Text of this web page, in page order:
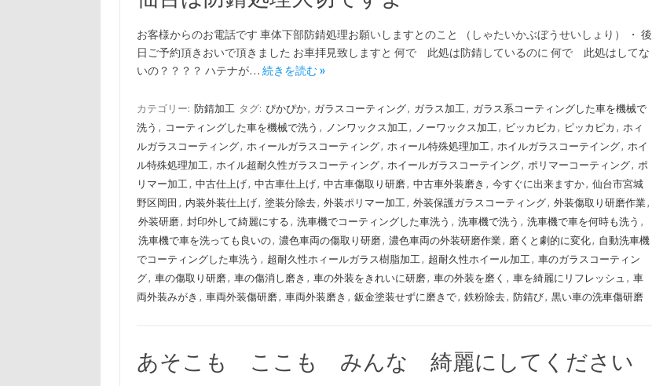
お客様からのお電話です 車体下部防錆処理お願いしますとのこと （しゃたいかぶぼうせいしょり） ・ 後
日ご予約頂きおいで頂きました お車拝見致しますと 何で 此処は防錆しているのに 何で 此処はしてな
いの？？？？ ハテナが… 続きを読む »
カテゴリー: 防錆加工 タグ: ぴかぴか, ガラスコーティング, ガラス加工 , ガラス系コーティングした車を機械で
洗う , コーティングした車を機械で洗う , ノンワックス加工 , ノーワックス加工 , ビッカビカ , ピッカピカ , ホィ
ルガラスコーティング, ホィールガラスコーティング, ホィール特殊処理加工 , ホイルガラスコーテイング, ホイ
ル特殊処理加工 , ホイル超耐久性ガラスコーティング, ホイールガラスコーテイング, ポリマーコーティング, ポ
リマー加工 , 中古仕上げ, 中古車仕上げ, 中古車傷取り研磨, 中古車外装磨き , 今すぐに出来ますか, 仙台市宮城
野区岡田 , 内装外装仕上げ, 塗装分除去, 外装ポリマー加工 , 外装保護ガラスコーティング, 外装傷取り研磨作業,
外装研磨, 封印外して綺麗にする , 洗車機でコーティングした車洗う , 洗車機で洗う , 洗車機で車を何時も洗う ,
洗車機で車を洗っても良いの, 濃色車両の傷取り研磨, 濃色車両の外装研磨作業, 磨くと劇的に変化, 自動洗車機
でコーティングした車洗う , 超耐久性ホィールガラス樹脂加工 , 超耐久性ホイール加工 , 車のガラスコーティン
グ, 車の傷取り研磨, 車の傷消し磨き , 車の外装をきれいに研磨, 車の外装を磨く , 車を綺麗にリフレッシュ , 車
両外装みがき , 車両外装傷研磨, 車両外装磨き , 鈑金塗装せずに磨きで, 鉄粉除去, 防錆び, 黒い車の洗車傷研磨
あそこも ここも みんな 綺麗にしてください